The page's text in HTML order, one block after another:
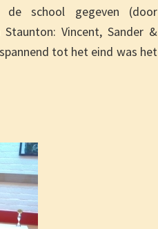
de school gegeven (door
Vincent, Sander &
tot het eind was het